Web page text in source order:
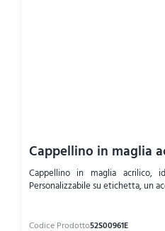
Cappellino in maglia
Cappellino in maglia acrilico,
Personalizzabile su etichetta, un